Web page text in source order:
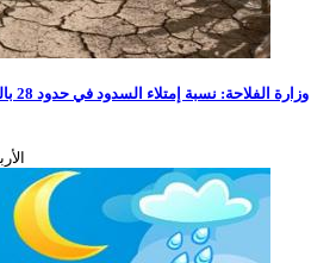
الأربعاء، 28